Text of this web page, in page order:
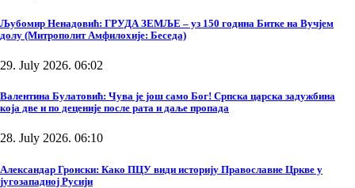
Љубомир Ненадовић: ГРУДА ЗЕМЉЕ – уз 150 година Битке на Вучјем
долу (Митрополит Амфилохије: Беседа)
29. July 2026. 06:02
Валентина Булатовић: Чува је још само Бог! Српска царска задужбина
која две и по деценије после рата и даље пропада
28. July 2026. 06:10
Александар Гронски: Како ПЦУ види историју Православне Цркве у
југозападној Русији